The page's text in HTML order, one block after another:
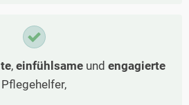
, einfühlsameund engagierte
Pflegehelfer,